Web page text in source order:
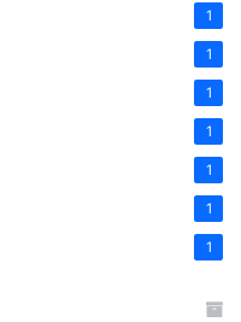
1
1
1
1
1
1
1